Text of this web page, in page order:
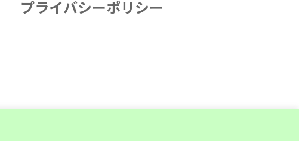
プライバシーポリシー